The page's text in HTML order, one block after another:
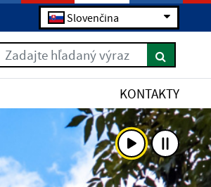
Slovenčina
Zadajte hľadaný výraz
KONTAKTY